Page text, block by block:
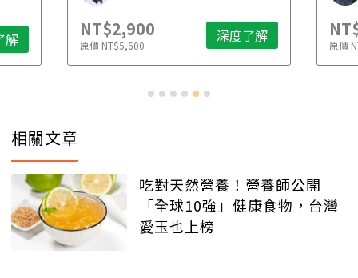
解 NT$2,900
原價NT$5,600 深度了解 原價
相關文章
吃對天然營養！營養師公開
「全球10強」健康食物，台灣
愛玉也上榜